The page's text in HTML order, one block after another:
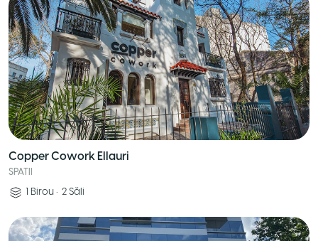
Copper Cowork Ellauri
SPATII
1 Birou • 2 Săli